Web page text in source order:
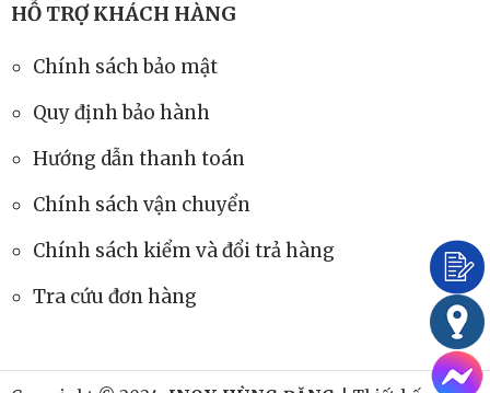
HỖ TRỢ KHÁCH HÀNG
Chính sách bảo mật
Quy định bảo hành
Hướng dẫn thanh toán
Chính sách vận chuyển
Chính sách kiểm và đổi trả hàng
Tra cứu đơn hàng